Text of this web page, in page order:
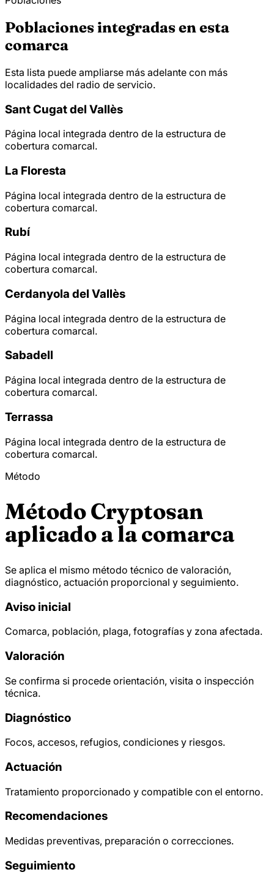
Poblaciones integradas en esta
comarca
Esta lista puede ampliarse más adelante con más
localidades del radio de servicio.
Sant Cugat del Vallès
Página local integrada dentro de la estructura de
cobertura comarcal.
La Floresta
Página local integrada dentro de la estructura de
cobertura comarcal.
Rubí
Página local integrada dentro de la estructura de
cobertura comarcal.
Cerdanyola del Vallès
Página local integrada dentro de la estructura de
cobertura comarcal.
Sabadell
Página local integrada dentro de la estructura de
cobertura comarcal.
Terrassa
Página local integrada dentro de la estructura de
cobertura comarcal.
Método
Método Cryptosan
aplicado a la comarca
Se aplica el mismo método técnico de valoración,
diagnóstico, actuación proporcional y seguimiento.
Aviso inicial
Comarca, población, plaga, fotografías y zona afectada.
Valoración
Se confirma si procede orientación, visita o inspección
técnica.
Diagnóstico
Focos, accesos, refugios, condiciones y riesgos.
Actuación
Tratamiento proporcionado y compatible con el entorno.
Recomendaciones
Medidas preventivas, preparación o correcciones.
Seguimiento